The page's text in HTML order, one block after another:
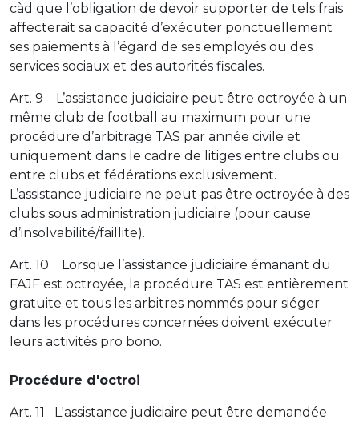
càd que l’obligation de devoir supporter de tels frais
affecterait sa capacité d’exécuter ponctuellement
ses paiements à l’égard de ses employés ou des
services sociaux et des autorités fiscales.
Art. 9 L’assistance judiciaire peut être octroyée à un
même club de football au maximum pour une
procédure d’arbitrage TAS par année civile et
uniquement dans le cadre de litiges entre clubs ou
entre clubs et fédérations exclusivement.
L’assistance judiciaire ne peut pas être octroyée à des
clubs sous administration judiciaire (pour cause
d’insolvabilité/faillite).
Art. 10 Lorsque l’assistance judiciaire émanant du
FAJF est octroyée, la procédure TAS est entièrement
gratuite et tous les arbitres nommés pour siéger
dans les procédures concernées doivent exécuter
leurs activités pro bono.
Procédure d'octroi
Art. 11 L'assistance judiciaire peut être demandée